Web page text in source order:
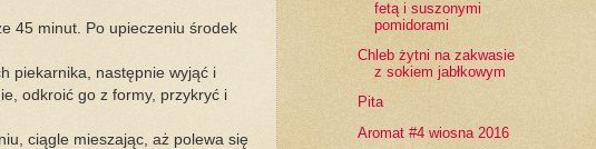
45 minut. Po upieczeniu środek
piekarnika, następnie wyjąć i
odkroić go z formy, przykryć i
ciągle mieszając, aż polewa się
fetą i suszonymi
pomidorami
Chleb żytni na zakwasie
z sokiem jabłkowym
Pita
Aromat #4 wiosna 2016